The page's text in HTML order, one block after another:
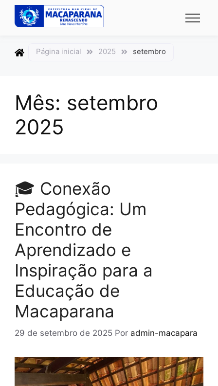
conteúdo
conteúdo
Página inicial 2025 setembro
Mês: setembro
2025
🎓 Conexão
Pedagógica: Um
Encontro de
Aprendizado e
Inspiração para a
Educação de
Macaparana
29 de setembro de 2025 Por admin-macapara